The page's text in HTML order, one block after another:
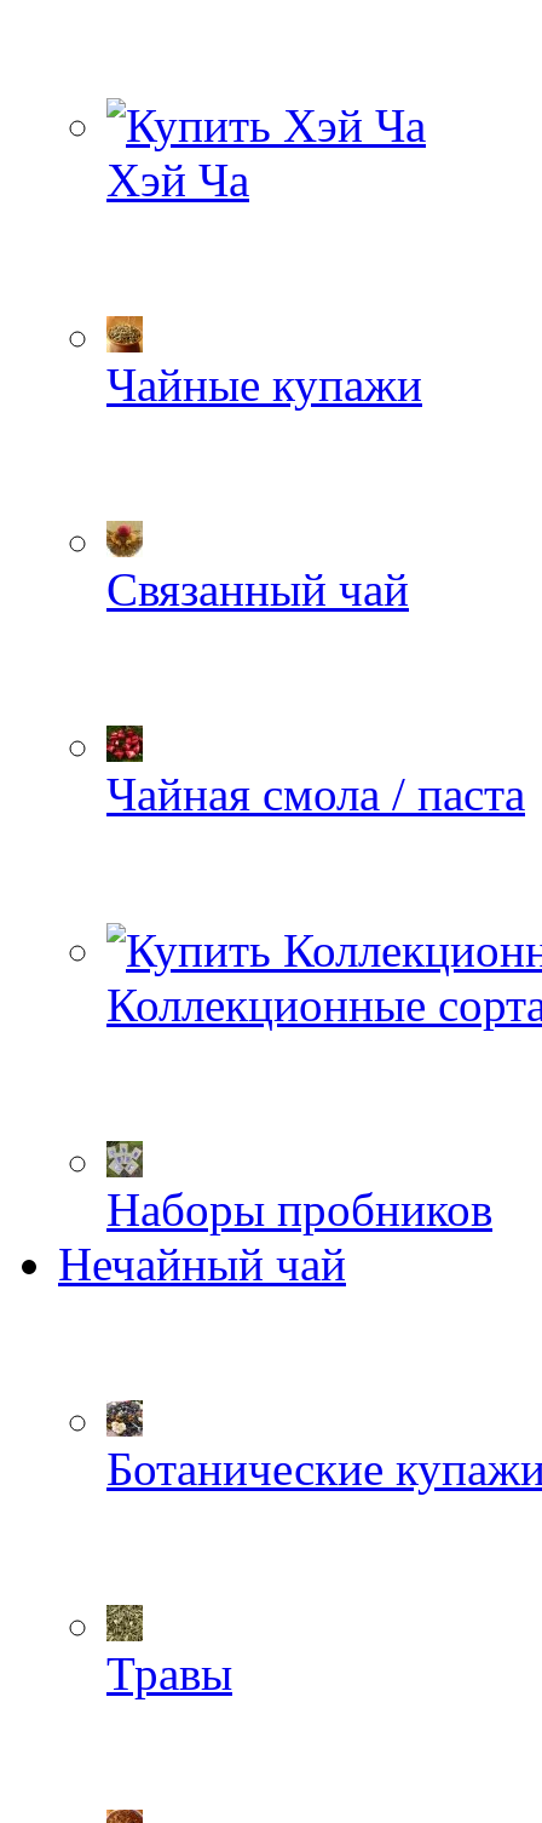
Хэй Ча
Чайные купажи
Связанный чай
Чайная смола / паста
Коллекционные
Наборы пробников
Нечайный чай
Ботанические
Травы